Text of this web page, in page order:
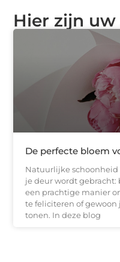
Hier zijn
De perfecte bloem
Natuurlijke schoonheid
je deur wordt
een prachtige manier
te feliciteren of gewoon
tonen. In deze blog